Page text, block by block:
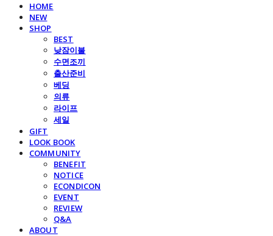
HOME
NEW
SHOP
BEST
낮잠이불
수면조끼
출산준비
베딩
의류
라이프
세일
GIFT
LOOK BOOK
COMMUNITY
BENEFIT
NOTICE
ECONDICON
EVENT
REVIEW
Q&A
ABOUT